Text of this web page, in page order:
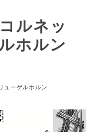
ルネッ
ホルン
ューゲルホルン